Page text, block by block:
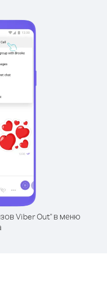
Viber Out" в меню